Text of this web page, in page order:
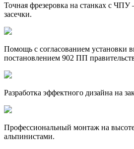
Точная фрезеровка на станках с
засечки.
Помощь с согласованием установки
постановлением 902 ПП
Разработка эффектного дизайна на
Профессиональный монтаж на
альпинистами.